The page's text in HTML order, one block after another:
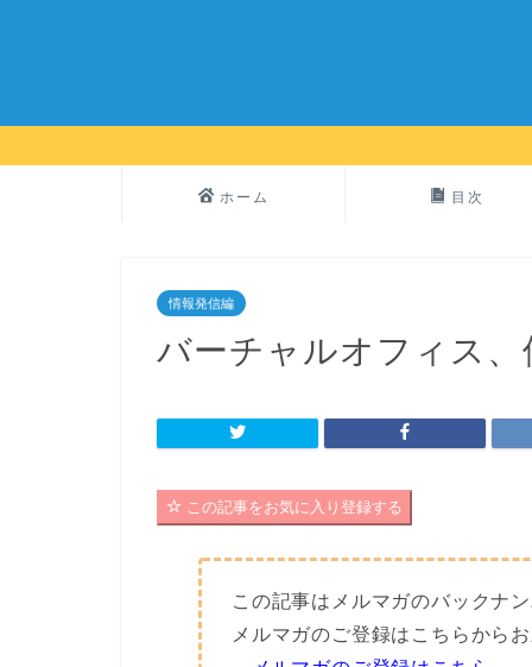
ホーム 目次
情報発信編
バーチャルオフィス、
この記事をお気に入り登録する
この記事はメルマガのバックナン
メルマガのご登録はこちらからお